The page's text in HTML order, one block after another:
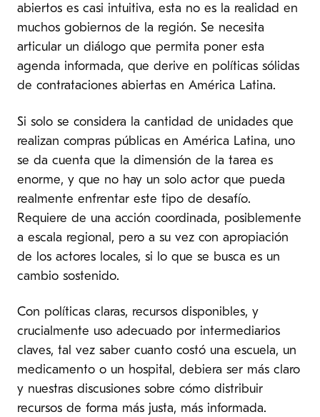
abiertos es casi intuitiva, esta no es la realidad en
muchos gobiernos de la región. Se necesita
articular un diálogo que permita poner esta
agenda informada, que derive en políticas sólidas
de contrataciones abiertas en América Latina.
Si solo se considera la cantidad de unidades que
realizan compras públicas en América Latina, uno
se da cuenta que la dimensión de la tarea es
enorme, y que no hay un solo actor que pueda
realmente enfrentar este tipo de desafío.
Requiere de una acción coordinada, posiblemente
a escala regional, pero a su vez con apropiación
de los actores locales, si lo que se busca es un
cambio sostenido.
Con políticas claras, recursos disponibles, y
crucialmente uso adecuado por intermediarios
claves, tal vez saber cuanto costó una escuela, un
medicamento o un hospital, debiera ser más claro
y nuestras discusiones sobre cómo distribuir
recursos de forma más justa, más informada.